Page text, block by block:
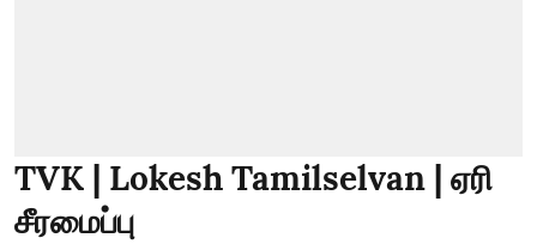
TVK | Lokesh Tamilselvan | ஏரி
சீரமைப்பு